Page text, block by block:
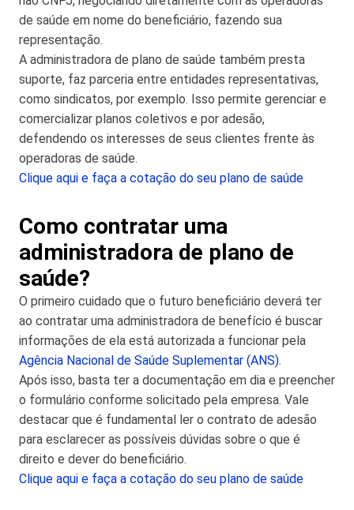
de saúde em nome do beneficiário, fazendo sua
representação.
A administradora de plano de saúde também presta
suporte, faz parceria entre entidades representativas,
como sindicatos, por exemplo. Isso permite gerenciar e
comercializar planos coletivos e por adesão,
defendendo os interesses de seus clientes frente às
operadoras de saúde.
Clique aqui e faça a cotação do seu plano de saúde
Como contratar uma
administradora de plano de
saúde?
O primeiro cuidado que o futuro beneficiário deverá ter
ao contratar uma administradora de benefício é buscar
informações de ela está autorizada a funcionar pela
Agência Nacional de Saúde Suplementar (ANS).
Após isso, basta ter a documentação em dia e preencher
o formulário conforme solicitado pela empresa. Vale
destacar que é fundamental ler o contrato de adesão
para esclarecer as possíveis dúvidas sobre o que é
direito e dever do beneficiário.
Clique aqui e faça a cotação do seu plano de saúde